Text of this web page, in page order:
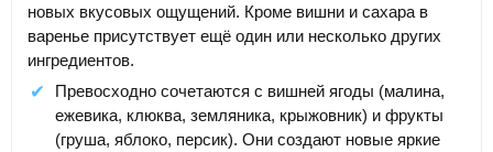
новых вкусовых ощущений. Кроме вишни и сахара в
варенье присутствует ещё один или несколько других
ингредиентов.
Превосходно сочетаются с вишней ягоды (малина,
ежевика, клюква, земляника, крыжовник) и фрукты
(груша, яблоко, персик). Они создают новые яркие